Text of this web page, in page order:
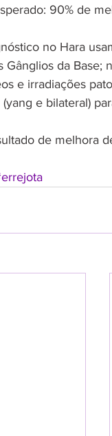
90% de
no Hara
da Base;
e irradiações
e bilateral)
de melhora